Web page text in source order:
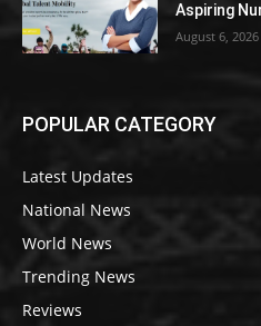
Aspiring
August 6, 2026
POPULAR CATEGORY
Latest Updates
National News
World News
Trending News
Reviews